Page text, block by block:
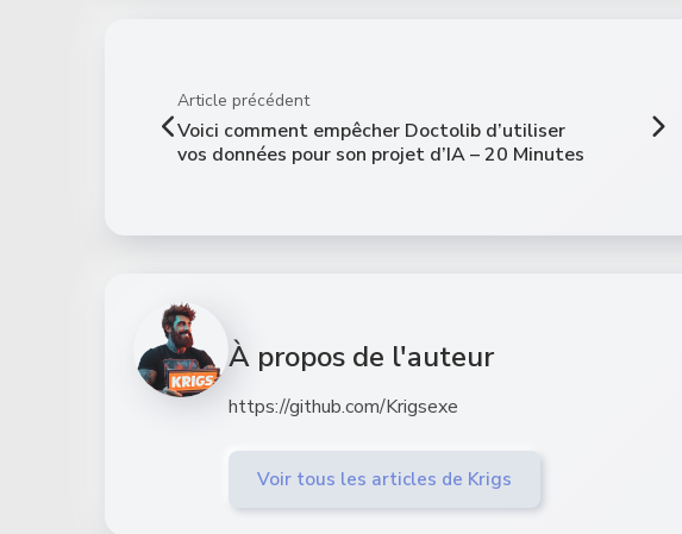
Article précédent
Voici comment empêcher Doctolib d’utiliser
vos données pour son projet d’IA – 20 Minutes
À propos de l'auteur
https://github.com/Krigsexe
Voir tous les articles de Krigs